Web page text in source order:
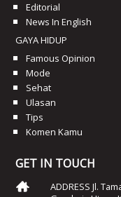
Editorial
News In English
GAYA HIDUP
Famous Opinion
Mode
Sehat
Ulasan
Tips
Komen Kamu
GET IN TOUCH
ADDRESS Jl.